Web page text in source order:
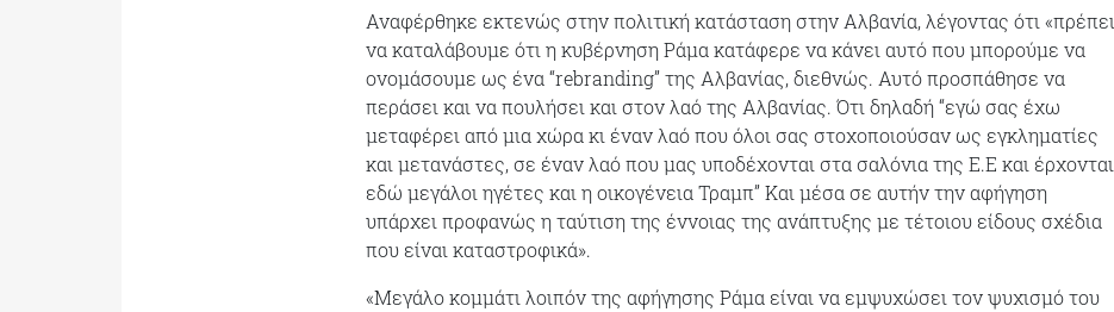
Αναφέρθηκε εκτενώς στην πολιτική κατάσταση στην Αλβανία, λέγοντας ότι «πρέπει
να καταλάβουμε ότι η κυβέρνηση Ράμα κατάφερε να κάνει αυτό που μπορούμε να
ονομάσουμε ως ένα “rebranding” της Αλβανίας, διεθνώς. Αυτό προσπάθησε να
περάσει και να πουλήσει και στον λαό της Αλβανίας. Ότι δηλαδή “εγώ σας έχω
μεταφέρει από μια χώρα κι έναν λαό που όλοι σας στοχοποιούσαν ως εγκληματίες
και μετανάστες, σε έναν λαό που μας υποδέχονται στα σαλόνια της Ε.Ε και έρχονται
εδώ μεγάλοι ηγέτες και η οικογένεια Τραμπ” Και μέσα σε αυτήν την αφήγηση
υπάρχει προφανώς η ταύτιση της έννοιας της ανάπτυξης με τέτοιου είδους σχέδια
που είναι καταστροφικά».
«Μεγάλο κομμάτι λοιπόν της αφήγησης Ράμα είναι να εμψυχώσει τον ψυχισμό του